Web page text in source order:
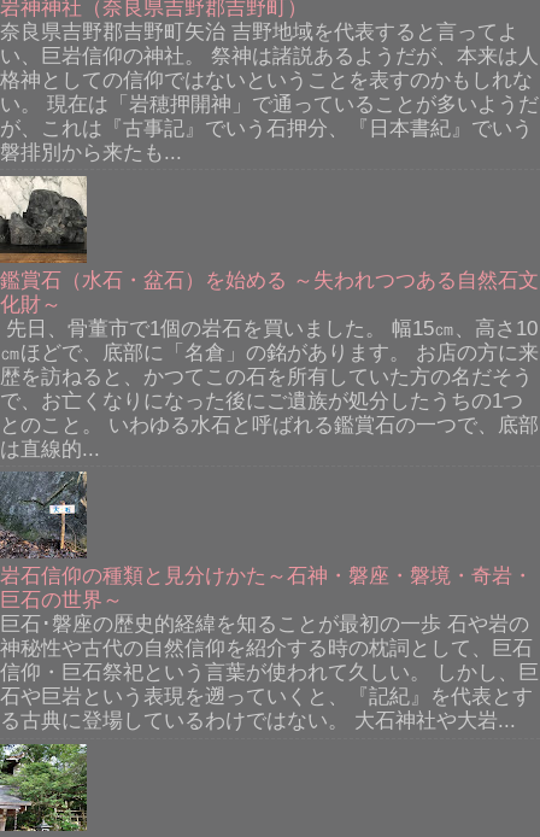
岩神神社（奈良県吉野郡吉野町）
奈良県吉野郡吉野町矢治 吉野地域を代表すると言ってよ
い、巨岩信仰の神社。 祭神は諸説あるようだが、本来は人
格神としての信仰ではないということを表すのかもしれな
い。 現在は「岩穂押開神」で通っていることが多いようだ
が、これは『古事記』でいう石押分、『日本書紀』でいう
磐排別から来たも...
鑑賞石（水石・盆石）を始める ～失われつつある自然石文
化財～
先日、骨董市で1個の岩石を買いました。 幅15㎝、高さ10
㎝ほどで、底部に「名倉」の銘があります。 お店の方に来
歴を訪ねると、かつてこの石を所有していた方の名だそう
で、お亡くなりになった後にご遺族が処分したうちの1つ
とのこと。 いわゆる水石と呼ばれる鑑賞石の一つで、底部
は直線的...
岩石信仰の種類と見分けかた～石神・磐座・磐境・奇岩・
巨石の世界～
巨石･磐座の歴史的経緯を知ることが最初の一歩 石や岩の
神秘性や古代の自然信仰を紹介する時の枕詞として、巨石
信仰・巨石祭祀という言葉が使われて久しい。 しかし、巨
石や巨岩という表現を遡っていくと、『記紀』を代表とす
る古典に登場しているわけではない。 大石神社や大岩...